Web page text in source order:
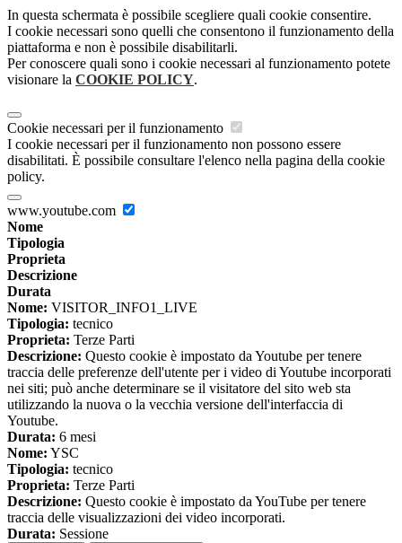
In questa schermata è possibile scegliere quali cookie consentire.
I cookie necessari sono quelli che consentono il funzionamento della
piattaforma e non è possibile disabilitarli.
Per conoscere quali sono i cookie necessari al funzionamento potete
visionare la COOKIE POLICY.
Cookie necessari per il funzionamento
I cookie necessari per il funzionamento non possono essere
disabilitati. È possibile consultare l'elenco nella pagina della cookie
policy.
www.youtube.com
Nome
Tipologia
Proprieta
Descrizione
Durata
Nome: VISITOR_INFO1_LIVE
Tipologia: tecnico
Proprieta: Terze Parti
Descrizione: Questo cookie è impostato da Youtube per tenere
traccia delle preferenze dell'utente per i video di Youtube incorporati
nei siti; può anche determinare se il visitatore del sito web sta
utilizzando la nuova o la vecchia versione dell'interfaccia di
Youtube.
Durata: 6 mesi
Nome: YSC
Tipologia: tecnico
Proprieta: Terze Parti
Descrizione: Questo cookie è impostato da YouTube per tenere
traccia delle visualizzazioni dei video incorporati.
Durata: Sessione